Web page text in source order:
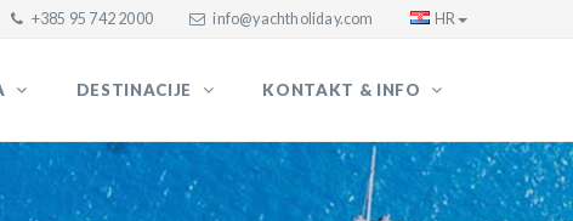
+385 95 742 2000 info@yachtholiday.com HR
DESTINACIJE KONTAKT & INFO